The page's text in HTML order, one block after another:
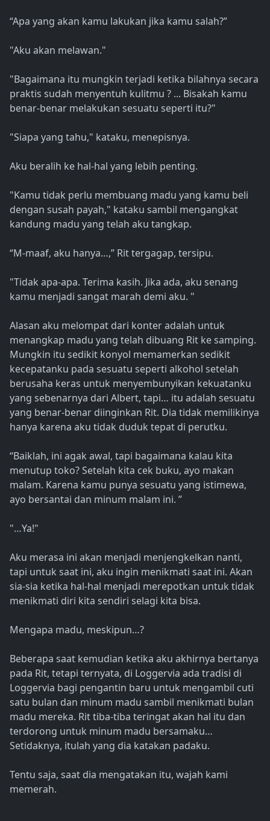
“Apa yang akan kamu lakukan jika kamu salah?”
"Aku akan melawan."
"Bagaimana itu mungkin terjadi ketika bilahnya secara
praktis sudah menyentuh kulitmu ? ... Bisakah kamu
benar-benar melakukan sesuatu seperti itu?"
"Siapa yang tahu," kataku, menepisnya.
Aku beralih ke hal-hal yang lebih penting.
"Kamu tidak perlu membuang madu yang kamu beli
dengan susah payah," kataku sambil mengangkat
kandung madu yang telah aku tangkap.
“M-maaf, aku hanya…,” Rit tergagap, tersipu.
"Tidak apa-apa. Terima kasih. Jika ada, aku senang
kamu menjadi sangat marah demi aku. "
Alasan aku melompat dari konter adalah untuk
menangkap madu yang telah dibuang Rit ke samping.
Mungkin itu sedikit konyol memamerkan sedikit
kecepatanku pada sesuatu seperti alkohol setelah
berusaha keras untuk menyembunyikan kekuatanku
yang sebenarnya dari Albert, tapi… itu adalah sesuatu
yang benar-benar diinginkan Rit. Dia tidak memilikinya
hanya karena aku tidak duduk tepat di perutku.
“Baiklah, ini agak awal, tapi bagaimana kalau kita
menutup toko? Setelah kita cek buku, ayo makan
malam. Karena kamu punya sesuatu yang istimewa,
ayo bersantai dan minum malam ini. ”
"…Ya!"
Aku merasa ini akan menjadi menjengkelkan nanti,
tapi untuk saat ini, aku ingin menikmati saat ini. Akan
sia-sia ketika hal-hal menjadi merepotkan untuk tidak
menikmati diri kita sendiri selagi kita bisa.
Mengapa madu, meskipun…?
Beberapa saat kemudian ketika aku akhirnya bertanya
pada Rit, tetapi ternyata, di Loggervia ada tradisi di
Loggervia bagi pengantin baru untuk mengambil cuti
satu bulan dan minum madu sambil menikmati bulan
madu mereka. Rit tiba-tiba teringat akan hal itu dan
terdorong untuk minum madu bersamaku…
Setidaknya, itulah yang dia katakan padaku.
Tentu saja, saat dia mengatakan itu, wajah kami
memerah.